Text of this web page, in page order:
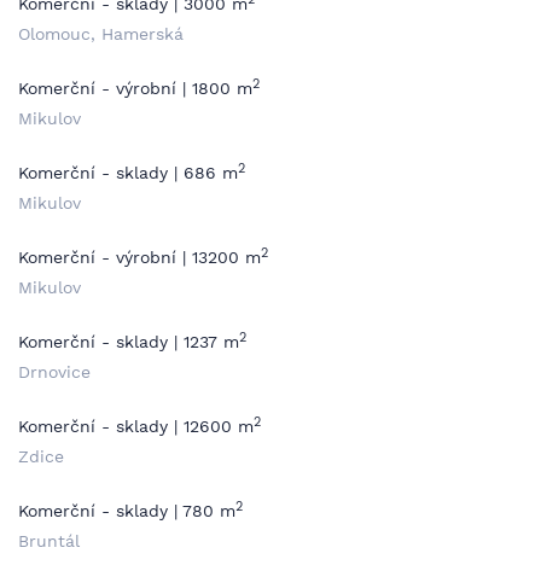
Olomouc, Hamerská
Komerční - výrobní | 1800 m2
Mikulov
Komerční - sklady | 686 m2
Mikulov
Komerční - výrobní | 13200 m2
Mikulov
Komerční - sklady | 1237 m2
Drnovice
Komerční - sklady | 12600 m2
Zdice
Komerční - sklady | 780 m2
Bruntál